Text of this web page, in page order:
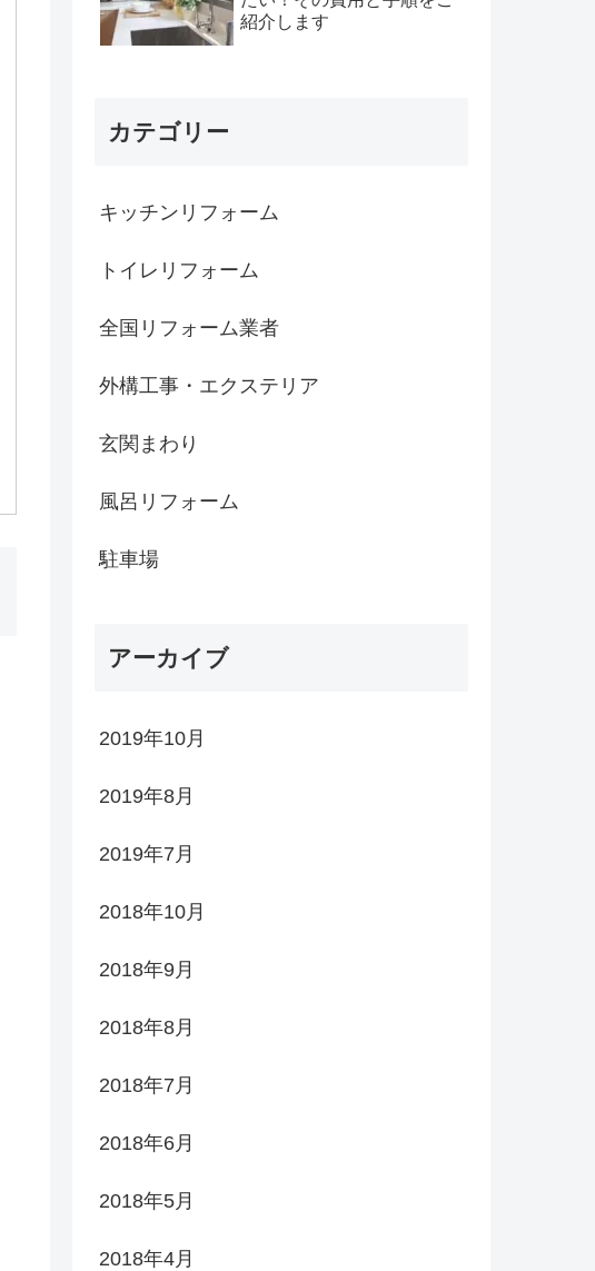
紹介します
カテゴリー
キッチンリフォーム
トイレリフォーム
全国リフォーム業者
外構工事・エクステリア
玄関まわり
風呂リフォーム
駐車場
アーカイブ
2019年10月
2019年8月
2019年7月
2018年10月
2018年9月
2018年8月
2018年7月
2018年6月
2018年5月
2018年4月